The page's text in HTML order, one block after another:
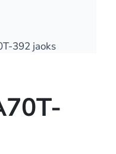
392 jaoks